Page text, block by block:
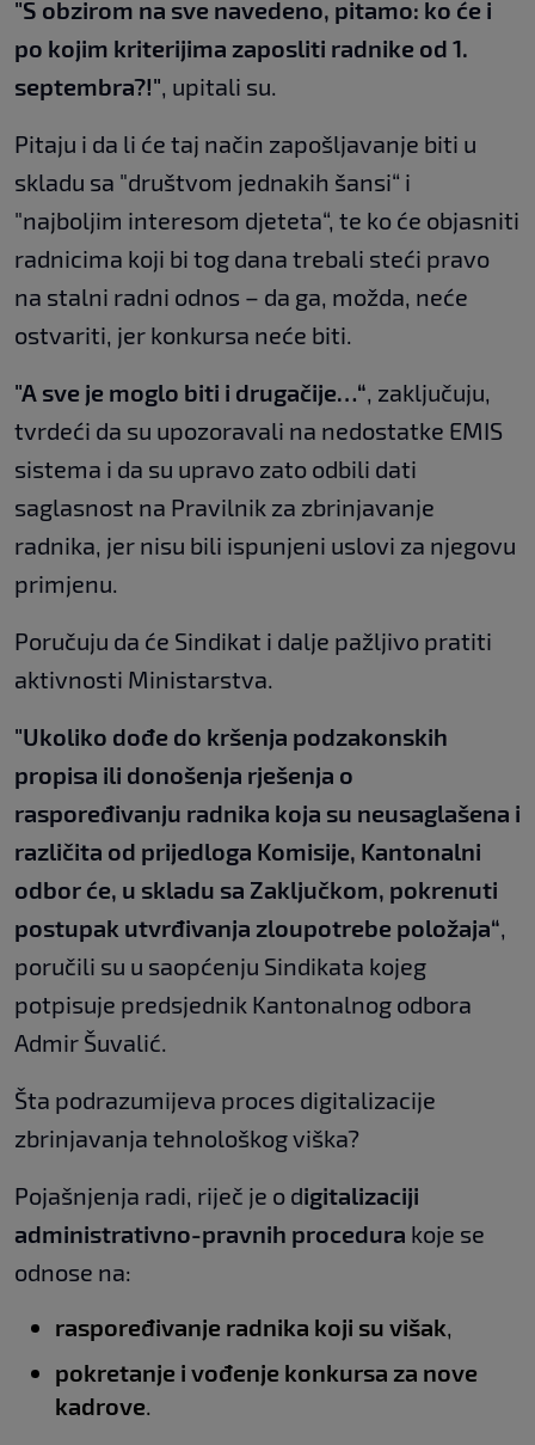
"S obzirom na sve navedeno, pitamo: ko će i
po kojim kriterijima zaposliti radnike od 1.
septembra?!", upitali su.
Pitaju i da li će taj način zapošljavanje biti u
skladu sa "društvom jednakih šansi“ i
"najboljim interesom djeteta“, te ko će objasniti
radnicima koji bi tog dana trebali steći pravo
na stalni radni odnos – da ga, možda, neće
ostvariti, jer konkursa neće biti.
"A sve je moglo biti i drugačije…“, zaključuju,
tvrdeći da su upozoravali na nedostatke EMIS
sistema i da su upravo zato odbili dati
saglasnost na Pravilnik za zbrinjavanje
radnika, jer nisu bili ispunjeni uslovi za njegovu
primjenu.
Poručuju da će Sindikat i dalje pažljivo pratiti
aktivnosti Ministarstva.
"Ukoliko dođe do kršenja podzakonskih
propisa ili donošenja rješenja o
raspoređivanju radnika koja su neusaglašena i
različita od prijedloga Komisije, Kantonalni
odbor će, u skladu sa Zaključkom, pokrenuti
postupak utvrđivanja zloupotrebe položaja“,
poručili su u saopćenju Sindikata kojeg
potpisuje predsjednik Kantonalnog odbora
Admir Šuvalić.
Šta podrazumijeva proces digitalizacije
zbrinjavanja tehnološkog viška?
Pojašnjenja radi, riječ je o digitalizaciji
administrativno-pravnih procedura koje se
odnose na:
raspoređivanje radnika koji su višak,
pokretanje i vođenje konkursa za nove
kadrove.